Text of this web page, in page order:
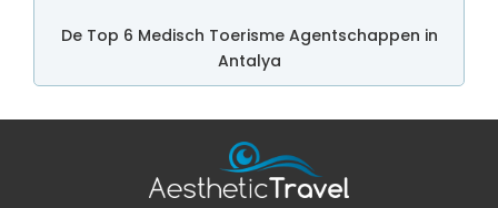
De Top 6 Medisch Toerisme Agentschappen in
Antalya